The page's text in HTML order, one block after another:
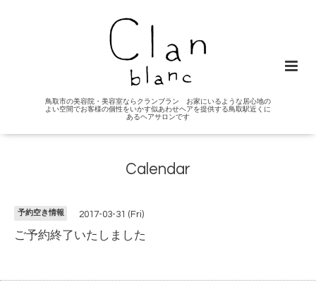
鳥取市の美容院・美容室ならクランブラン お家にいるような居心地の
よい空間でお客様の個性をいかす似あわせヘアを提供する鳥取駅近くに
あるヘアサロンです
Calendar
予約空き情報 2017-03-31 (Fri)
ご予約終了いたしました